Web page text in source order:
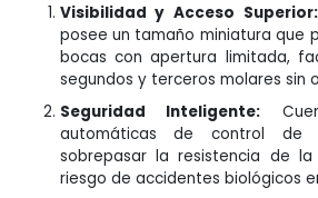
Visibilidad y Acceso Superior:
posee un tamaño miniatura que
bocas con apertura limitada,
segundos y terceros molares sin
Seguridad Inteligente:
automáticas de control de
sobrepasar la resistencia de la
riesgo de accidentes biológicos